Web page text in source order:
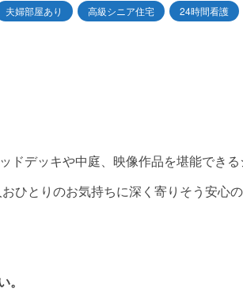
夫婦部屋あり 高級シニア住宅
24時間看護
ドデッキや中庭、映像作品を堪能でき
ひとりのお気持ちに深く寄りそう安心